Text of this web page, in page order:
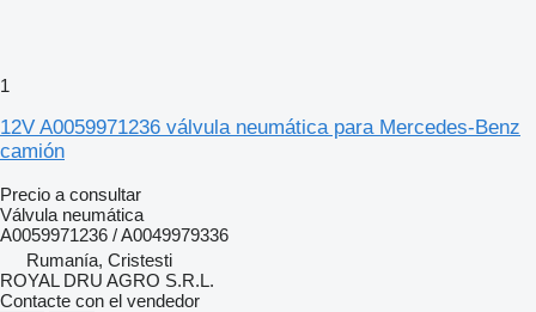
1
12V A0059971236 válvula neumática para Mercedes-Benz
camión
Precio a consultar
Válvula neumática
A0059971236 / A0049979336
Rumanía, Cristesti
ROYAL DRU AGRO S.R.L.
Contacte con el vendedor